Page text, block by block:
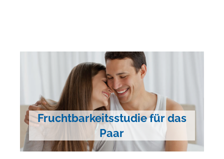
Fruchtbarkeitsstudie für das
Paar